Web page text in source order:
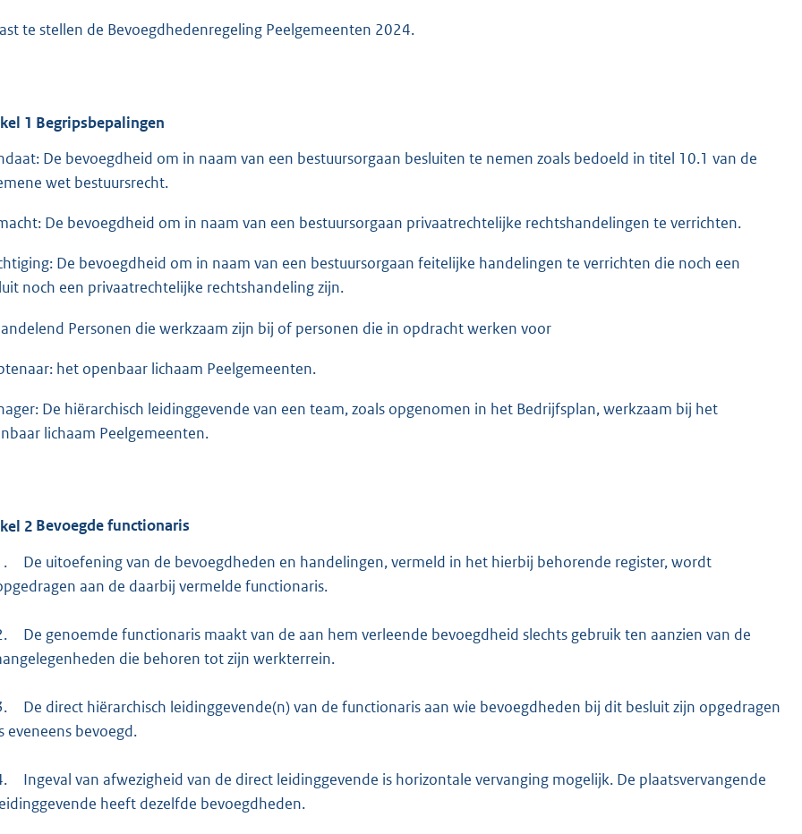
te stellen de Bevoegdhedenregeling Peelgemeenten 2024.
1 Begripsbepalingen
De bevoegdheid om in naam van een bestuursorgaan besluiten te nemen zoals bedoeld in titel 10.1 van de
wet bestuursrecht.
De bevoegdheid om in naam van een bestuursorgaan privaatrechtelijke rechtshandelingen te verrichten.
De bevoegdheid om in naam van een bestuursorgaan feitelijke handelingen te verrichten die noch een
noch een privaatrechtelijke rechtshandeling zijn.
Personen die werkzaam zijn bij of personen die in opdracht werken voor
het openbaar lichaam Peelgemeenten.
De hiërarchisch leidinggevende van een team, zoals opgenomen in het Bedrijfsplan, werkzaam bij het
lichaam Peelgemeenten.
2 Bevoegde functionaris
De uitoefening van de bevoegdheden en handelingen, vermeld in het hierbij behorende register, wordt
aan de daarbij vermelde functionaris.
De genoemde functionaris maakt van de aan hem verleende bevoegdheid slechts gebruik ten aanzien van de
die behoren tot zijn werkterrein.
De direct hiërarchisch leidinggevende(n) van de functionaris aan wie bevoegdheden bij dit besluit zijn opgedragen
eveneens bevoegd.
Ingeval van afwezigheid van de direct leidinggevende is horizontale vervanging mogelijk. De plaatsvervangende
heeft dezelfde bevoegdheden.